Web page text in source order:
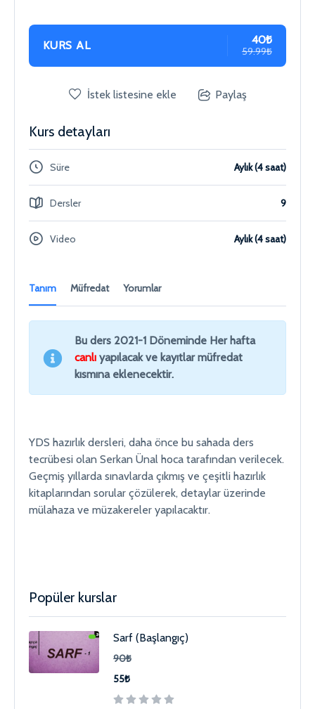
Tanım Müfredat Yorumlar
Bu ders 2021-1 Döneminde Her hafta
canlı yapılacak ve kayıtlar müfredat
kısmına eklenecektir.
YDS hazırlık dersleri, daha önce bu sahada ders
tecrübesi olan Serkan Ünal hoca tarafından verilecek.
Geçmiş yıllarda sınavlarda çıkmış ve çeşitli hazırlık
kitaplarından sorular çözülerek, detaylar üzerinde
mülahaza ve müzakereler yapılacaktır.
KURS AL 40₺
59.99₺
İstek listesine ekle Paylaş
Kurs detayları
Süre Aylık (4 saat)
Dersler 9
Video Aylık (4 saat)
Popüler kurslar
Sarf (Başlangıç)
90₺
55₺